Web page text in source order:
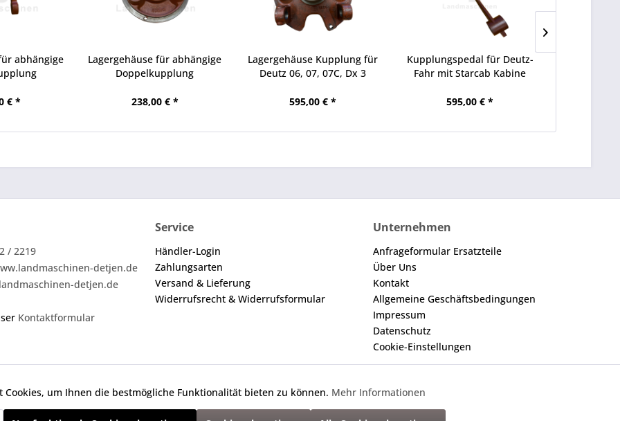
abhängige
€ *
Lagergehäuse für abhängige
Doppelkupplung
238,00 € *
Lagergehäuse Kupplung für
Deutz 06, 07, 07C, Dx 3
595,00 € *
Kupplungspedal für Deutz-
Fahr mit Starcab Kabine
595,00 € *
/ 2219
detjen.de
detjen.de
Kontaktformular
Service
Händler-Login
Zahlungsarten
Versand & Lieferung
Widerrufsrecht & Widerrufsformular
Unternehmen
Anfrageformular Ersatzteile
Über Uns
Kontakt
Allgemeine Geschäftsbedingungen
Impressum
Datenschutz
Cookie-Einstellungen
Cookies, um Ihnen die bestmögliche Funktionalität bieten zu können. Mehr Informationen